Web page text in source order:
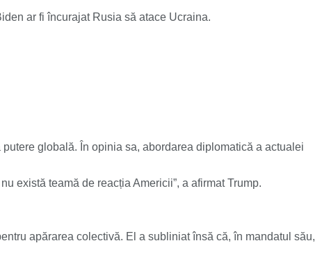
ar fi încurajat Rusia să atace Ucraina.
globală. În opinia sa, abordarea diplomatică a actualei
există teamă de reacția Americii”, a afirmat Trump.
apărarea colectivă. El a subliniat însă că, în mandatul său,